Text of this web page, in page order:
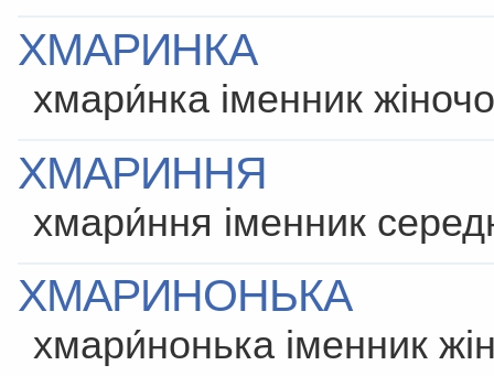
ХМАРИНКА
хмари́нка іменник
ХМАРИННЯ
хмари́ння іменник
ХМАРИНОНЬКА
хмари́нонька іменник